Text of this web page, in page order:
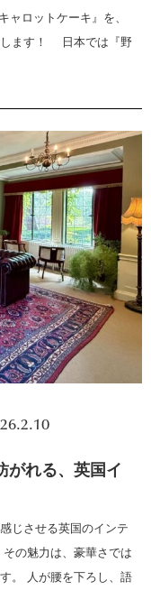
ロットケーキ』を、
します！ 日本では『野
がれる、英国イ
じさせる英国のインテ
の魅力は、豪華さでは
。 人が腰を下ろし、語